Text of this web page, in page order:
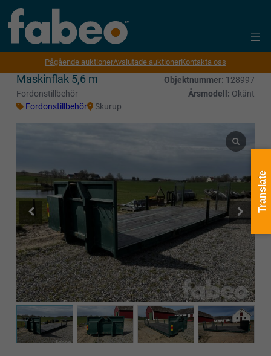
Pågående auktionerAvslutade auktionerKontakta oss
Maskinflak 5,6 m Objektnummer: 128997
Fordonstillbehör
Årsmodell: Okänt
Fordonstillbehör
Skurup
Translate